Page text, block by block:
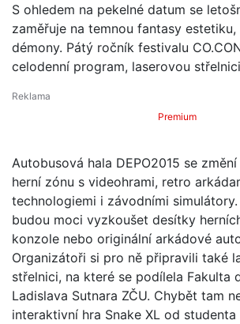
S ohledem na pekelné datum se
zaměřuje na temnou fantasy
démony. Pátý ročník festivalu
celodenní program, laserovou
Premium
Autobusová hala DEPO2015 se
herní zónu s videohrami, retro
technologiemi i závodními
budou moci vyzkoušet desítky
konzole nebo originální arkádové
Organizátoři si pro ně připravili také
střelnici, na které se podílela Fakulta
Ladislava Sutnara ZČU. Chybět tam
interaktivní hra Snake XL od studenta